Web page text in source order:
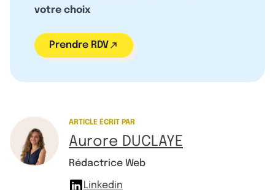
votre choix
Prendre RDV
ARTICLE ÉCRIT PAR
Aurore DUCLAYE
Rédactrice Web
Linkedin